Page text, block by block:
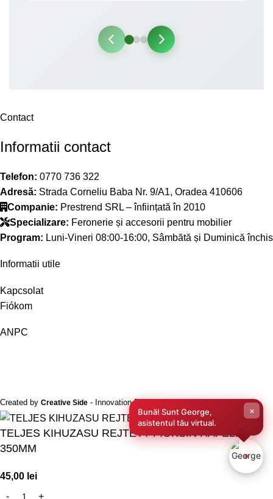
Contact
Informatii contact
Telefon: 0770 736 322
Adresă: Strada Corneliu Baba Nr. 9/A1, Oradea 410606
Companie: Prestrend SRL – înființată în 2010
Specializare: Feronerie și accesorii pentru mobilier
Program: Luni-Vineri 08:00-16:00, Sâmbătă și Duminică închis
Informatii utile
Kapcsolat
Fiókom
ANPC
Created by Creative Side - Innovation Performance
TELJES KIHUZASU REJTETT FIOKSIN HAFELE
350MM
45,00 lei
Bună! Sunt George,
asistentul tău virtual.
×